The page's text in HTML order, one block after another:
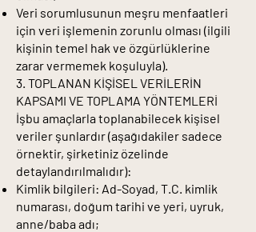
Veri sorumlusunun meşru menfaatleri
için veri işlemenin zorunlu olması (ilgili
kişinin temel hak ve özgürlüklerine
zarar vermemek koşuluyla).
3. TOPLANAN KİŞİSEL VERİLERİN
KAPSAMI VE TOPLAMA YÖNTEMLERİ
İşbu amaçlarla toplanabilecek kişisel
veriler şunlardır (aşağıdakiler sadece
örnektir, şirketiniz özelinde
detaylandırılmalıdır):
Kimlik bilgileri: Ad-Soyad, T.C. kimlik
numarası, doğum tarihi ve yeri, uyruk,
anne/baba adı;